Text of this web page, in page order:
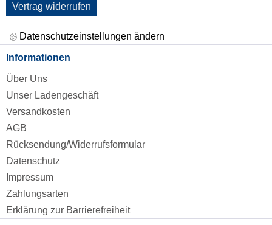
Vertrag widerrufen
Datenschutzeinstellungen ändern
Informationen
Über Uns
Unser Ladengeschäft
Versandkosten
AGB
Rücksendung/Widerrufsformular
Datenschutz
Impressum
Zahlungsarten
Erklärung zur Barrierefreiheit